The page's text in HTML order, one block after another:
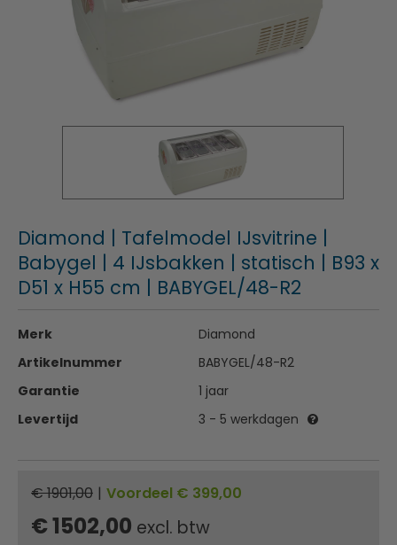
Diamond | Tafelmodel IJsvitrine |
Babygel | 4 IJsbakken | statisch | B93 x
D51 x H55 cm | BABYGEL/48-R2
Merk
Diamond
Artikelnummer
BABYGEL/48-R2
Garantie
1 jaar
Levertijd
3 - 5 werkdagen
€ 1901,00 | Voordeel € 399,00
€ 1502,00 excl. btw